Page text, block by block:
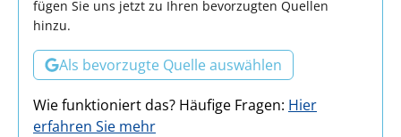
fügen Sie uns jetzt zu Ihren bevorzugten Quellen
hinzu.
Als bevorzugte Quelle auswählen
Wie funktioniert das? Häufige Fragen: Hier
erfahren Sie mehr